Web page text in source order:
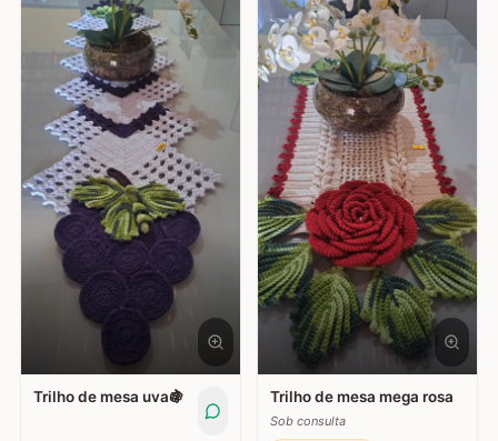
Trilho de mesa uva🍇 Trilho de mesa mega rosa
Sob consulta